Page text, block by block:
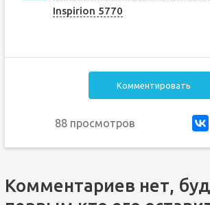
Inspirion 5770
Комментировать
88 просмотров
Комментариев нет,